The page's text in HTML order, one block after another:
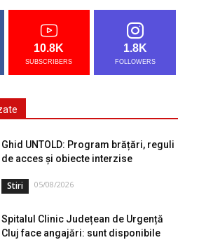
10.8K
SUBSCRIBERS
1.8K
FOLLOWERS
Ghid UNTOLD: Program brățări, reguli
de acces și obiecte interzise
Stiri 05/08/2026
Spitalul Clinic Județean de Urgență
Cluj face angajări: sunt disponibile